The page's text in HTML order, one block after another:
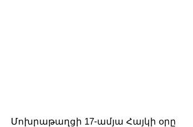
Մոխրաթաղցի 17-ամյա Հայկի օրը